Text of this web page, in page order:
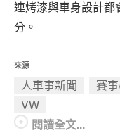
連烤漆與車身設計
分。
來源
人車事新聞 賽
VW
閱讀全文...